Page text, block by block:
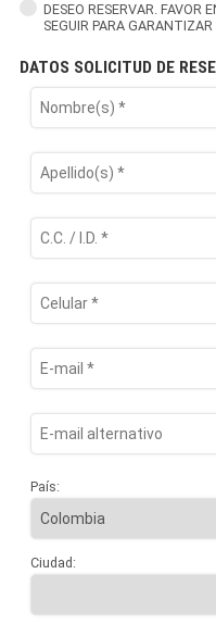
DESEO RESERVAR. FAVOR
SEGUIR PARA
DATOS SOLICITUD DE
País:
Ciudad: